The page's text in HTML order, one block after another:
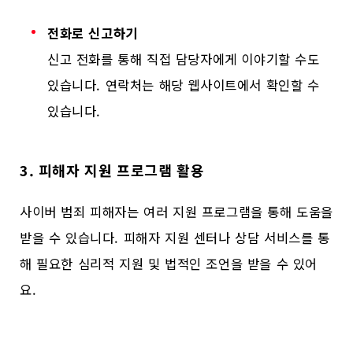
전화로 신고하기
신고 전화를 통해 직접 담당자에게 이야기할 수도
있습니다. 연락처는 해당 웹사이트에서 확인할 수
있습니다.
3. 피해자 지원 프로그램 활용
사이버 범죄 피해자는 여러 지원 프로그램을 통해 도움을
받을 수 있습니다. 피해자 지원 센터나 상담 서비스를 통
해 필요한 심리적 지원 및 법적인 조언을 받을 수 있어
요.